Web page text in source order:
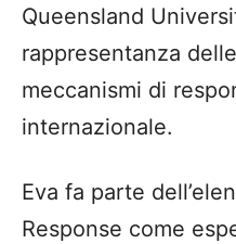
Queensland
rappresentanza
meccanismi di
internazionale.
Eva fa parte
Response come